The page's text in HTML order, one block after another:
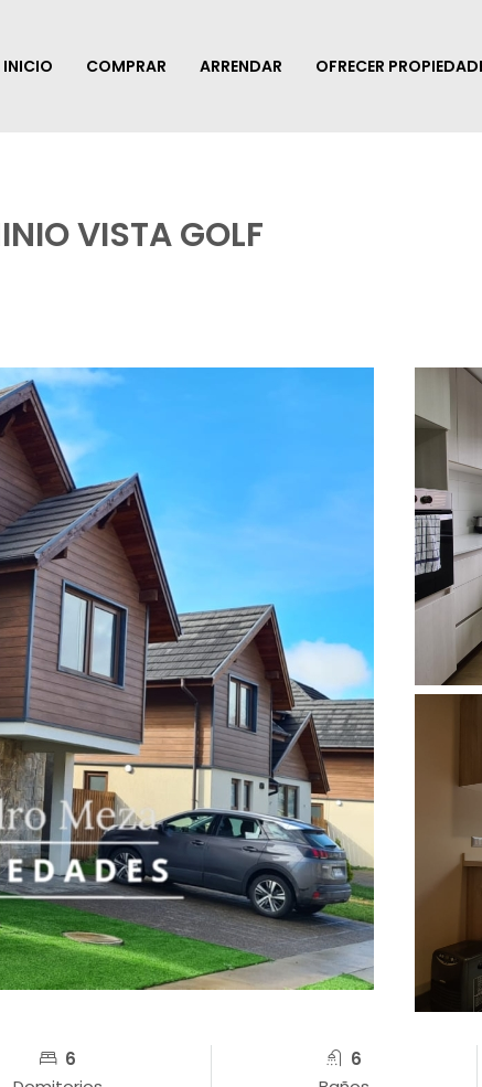
INICIO COMPRAR ARRENDAR OFRECER
VISTA GOLF
6
6